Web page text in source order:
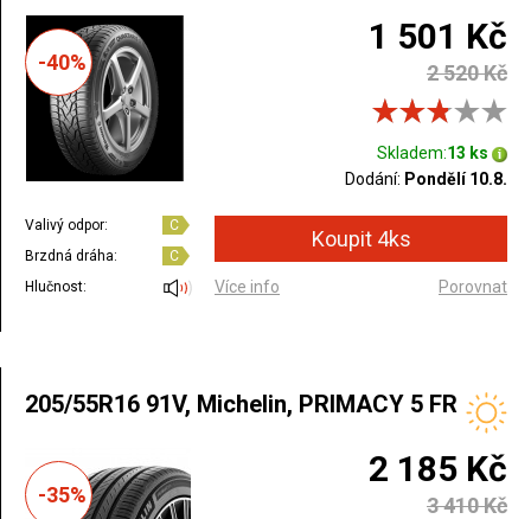
-40%
1 501 Kč
2 520 Kč
Skladem:13 ks
Dodání: Pondělí 10.8.
Valivý odpor:
C
Brzdná dráha:
C
Hlučnost:
Více info Porovnat
205/55R16 91V, Michelin, PRIMACY 5 FR
-35%
2 185 Kč
3 410 Kč